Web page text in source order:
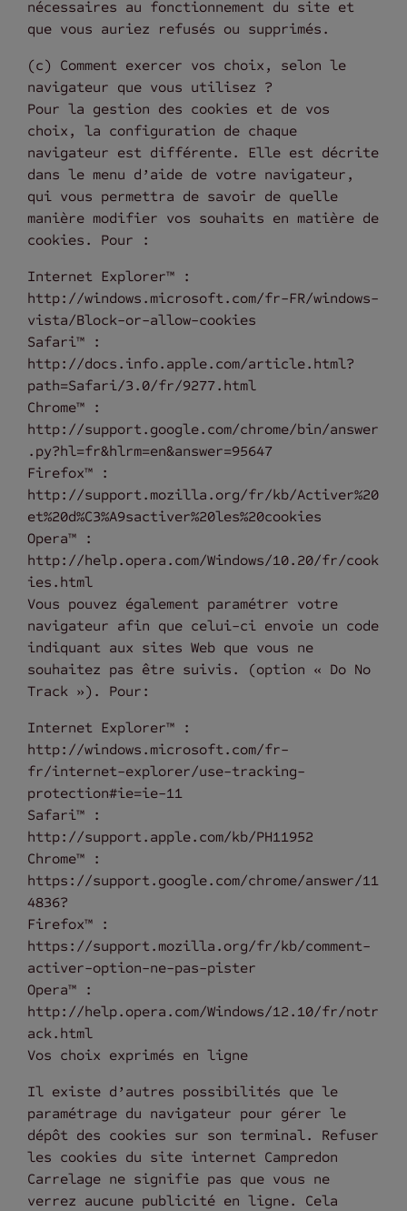
nécessaires au fonctionnement du site et
que vous auriez refusés ou supprimés.
(c) Comment exercer vos choix, selon le
navigateur que vous utilisez ?
Pour la gestion des cookies et de vos
choix, la configuration de chaque
navigateur est différente. Elle est décrite
dans le menu d’aide de votre navigateur,
qui vous permettra de savoir de quelle
manière modifier vos souhaits en matière de
cookies. Pour :
Internet Explorer™ :
http://windows.microsoft.com/fr-FR/windows-
vista/Block-or-allow-cookies
Safari™ :
http://docs.info.apple.com/article.html?
path=Safari/3.0/fr/9277.html
Chrome™ :
http://support.google.com/chrome/bin/answer
.py?hl=fr&hlrm=en&answer=95647
Firefox™ :
http://support.mozilla.org/fr/kb/Activer%20
et%20d%C3%A9sactiver%20les%20cookies
Opera™ :
http://help.opera.com/Windows/10.20/fr/cook
ies.html
Vous pouvez également paramétrer votre
navigateur afin que celui-ci envoie un code
indiquant aux sites Web que vous ne
souhaitez pas être suivis. (option « Do No
Track »). Pour:
Internet Explorer™ :
http://windows.microsoft.com/fr-
fr/internet-explorer/use-tracking-
protection#ie=ie-11
Safari™ :
http://support.apple.com/kb/PH11952
Chrome™ :
https://support.google.com/chrome/answer/11
4836?
Firefox™ :
https://support.mozilla.org/fr/kb/comment-
activer-option-ne-pas-pister
Opera™ :
http://help.opera.com/Windows/12.10/fr/notr
ack.html
Vos choix exprimés en ligne
Il existe d’autres possibilités que le
paramétrage du navigateur pour gérer le
dépôt des cookies sur son terminal. Refuser
les cookies du site internet Campredon
Carrelage ne signifie pas que vous ne
verrez aucune publicité en ligne. Cela